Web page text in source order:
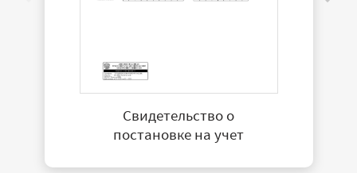
Свидетельство о
постановке на учет